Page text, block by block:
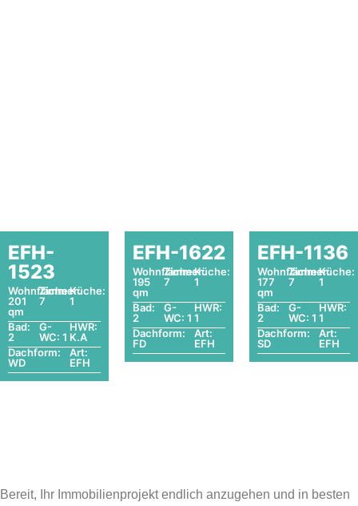
EFH-
1523
Wohnfläche:
201
qm
Zimmer:
7
Küche:
1
Bad:
2
G-
WC: 1
HWR:
K.A
Dachform:
WD
Art:
EFH
EFH-1622
Wohnfläche:
195
qm
Zimmer:
7
Küche:
1
Bad:
2
G-
WC: 1
HWR:
1
Dachform:
FD
Art:
EFH
EFH-1136
Wohnfläche:
177
qm
Zimmer:
7
Küche:
1
Bad:
2
G-
WC: 1
HWR:
1
Dachform:
SD
Art:
EFH
Bereit, Ihr Immobilienprojekt endlich anzugehen und in besten